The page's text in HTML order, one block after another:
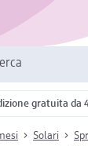
gratuita da
Solari